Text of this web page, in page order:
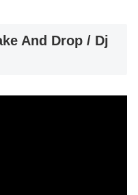
And Drop / Dj